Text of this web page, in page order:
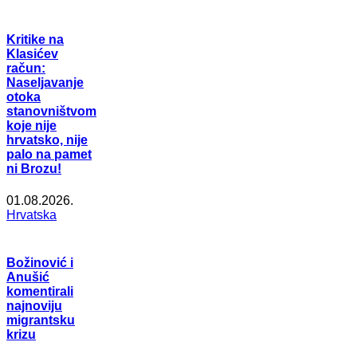
Kritike na
Klasićev
račun:
Naseljavanje
otoka
stanovništvom
koje nije
hrvatsko, nije
palo na pamet
ni Brozu!
01.08.2026.
Hrvatska
Božinović i
Anušić
komentirali
najnoviju
migrantsku
krizu